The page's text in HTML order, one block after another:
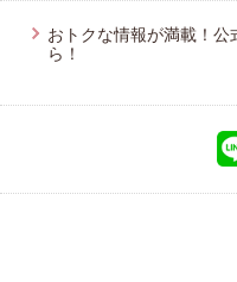
おトクな情報が満載！
ら！